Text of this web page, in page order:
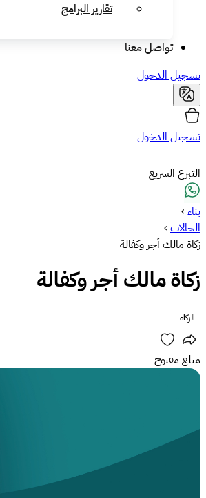
تقارير البرامج
تواصل معنا
تسجيل الدخول
تسجيل الدخول
التبرع السريع
بناء ›
الحالات ›
زكاة مالك أجر وكفالة
زكاة مالك أجر وكفالة
الزكاة
مبلغ مفتوح